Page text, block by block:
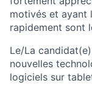
motivés et ayant
rapidement sont
Le/La
nouvelles
logiciels sur